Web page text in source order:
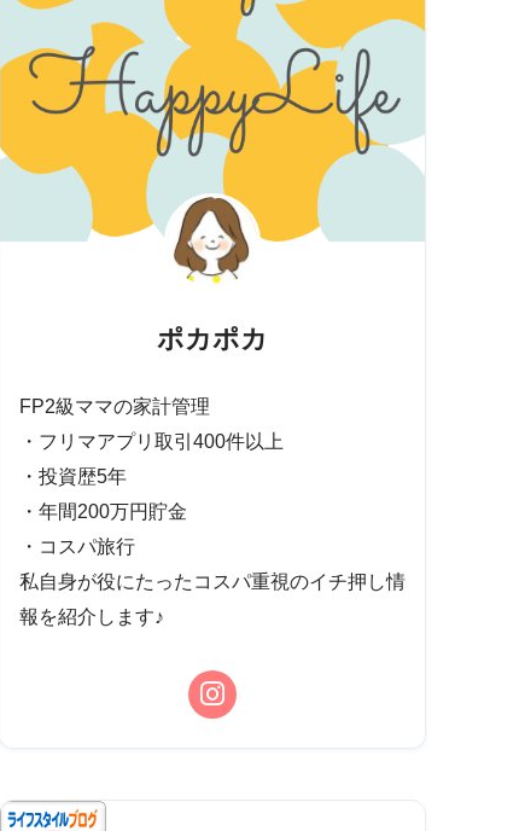
ポカポカ
FP2級ママの家計管理
・フリマアプリ取引400件以上
・投資歴5年
・年間200万円貯金
・コスパ旅行
私自身が役にたったコスパ重視のイチ押し情
報を紹介します♪